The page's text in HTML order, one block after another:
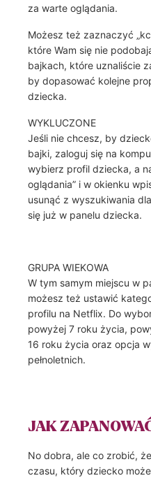
za warte oglądania.
Możesz też zaznaczyć
które Wam się nie
bajkach, które uznaliście
by dopasować kolejne
dziecka.
WYKLUCZONE
Jeśli nie chcesz, by
bajki, zaloguj się na
wybierz profil dziecka, a
oglądania” i w okienku
usunąć z wyszukiwania
się już w panelu dziecka.
GRUPA WIEKOWA
W tym samym miejscu w
możesz też ustawić
profilu na Netflix. Do
powyżej 7 roku życia,
16 roku życia oraz opcja
pełnoletnich.
JAK
No dobra, ale co zrobić,
czasu, który dziecko